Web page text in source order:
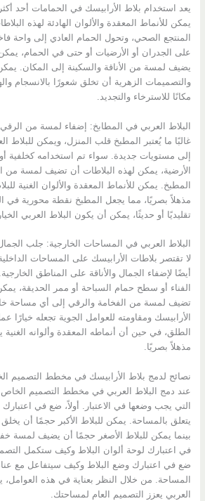
يعد استخدام بلاط الأرابيسك في الحمامات أحد
يمكن للأنماط المعقدة والألوان الهادئة لهذه
المنتجع الصحي، وتحول الحمام العادي إلى واحة
على الجدران أو الأرضيات أو حتى في الحمام،
يضيف لمسة من الأناقة والسكينة إلى المكان.
والتصميمات الزهرية أن تخلق شعورًا بالانسجام
مكانًا للاسترخاء والتجديد.
البلاط العربي في المطابخ: إضفاء لمسة من
غالبًا ما يُعتبر المطبخ قلب المنزل، ويمكن للبلاط
إلى مستويات جديدة. سواء تم استخدامه كخلفية
الأرضية، يمكن لهذه البلاطات أن تضيف لمسة من
المطبخ. يمكن للأنماط المعقدة والألوان الغنية
مذهلاً بصريًا، مما يجعل المطبخ نقطة محورية
تقليديًا أو حديثًا، يمكن أن يكون البلاط العربي
البلاط العربي في المساحات الخارجية: جلب
لا تقتصر بلاطات الأرابيسك على المساحات
أيضًا لإضفاء الجمال والأناقة على المناطق
الفناء أو سطح حمام السباحة أو ممر الحديقة،
تضيف لمسة من الفخامة والرقي إلى أي مساحة
الأرابيسك ومقاومته للعوامل الجوية تجعله خيارًا
الطلق، في حين أن أنماطه المعقدة وألوانه الغنية
مذهلاً بصريًا.
نصائح لدمج بلاط الأرابيسك في مخطط التصميم
عند دمج البلاط العربي في مخطط التصميم
التي يجب وضعها في الاعتبار. أولاً، ضع في
يتعلق بالمساحة. يمكن للبلاط الأكبر حجمًا أن يخلق
بينما يمكن للبلاط الأصغر حجمًا أن يضيف لمسة
في اعتبارك لوحة ألوان البلاط وكيف ستكمل
ضع في اعتبارك وضع البلاط وكيف سيتفاعل مع
المساحة. من خلال النظر بعناية في هذه العوامل،
العربي يعزز التصميم العام لمساحتك.